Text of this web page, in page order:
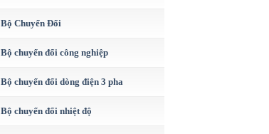
Bộ Chuyển Đổi
Bộ chuyển đổi công nghiệp
Bộ chuyển đổi dòng điện 3 pha
Bộ chuyển đổi nhiệt độ